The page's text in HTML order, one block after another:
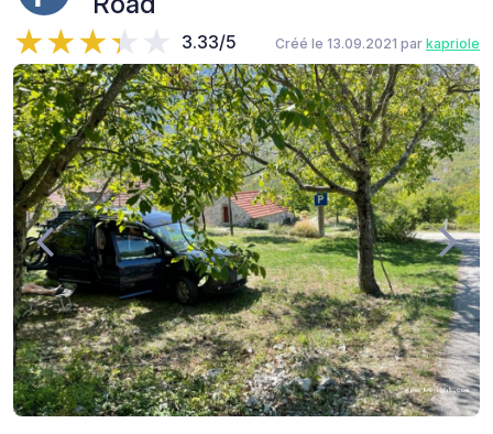
3.33/5 Créé le 13.09.2021 par kapriole